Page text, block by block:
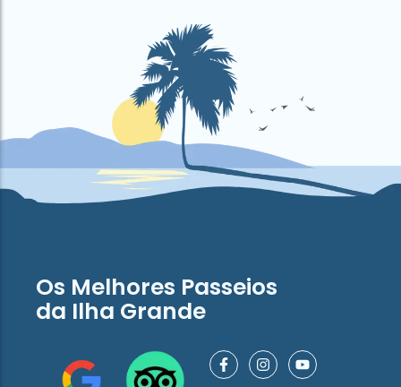
Os Melhores Passeios
da Ilha Grande